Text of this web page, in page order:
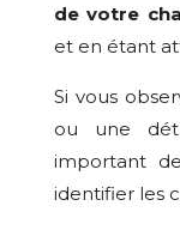
de votre
et en étant
Si vous
ou une
important
identifier les